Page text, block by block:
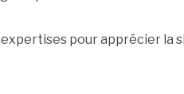
expertises pour apprécier la